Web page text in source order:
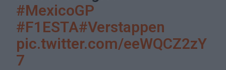
#MexicoGP
#F1ESTA#Verstappen
pic.twitter.com/eeWQCZ2zY
7